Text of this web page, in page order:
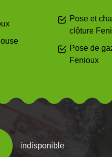
Pose et
clôture
Pose de
Fenioux
indisponible